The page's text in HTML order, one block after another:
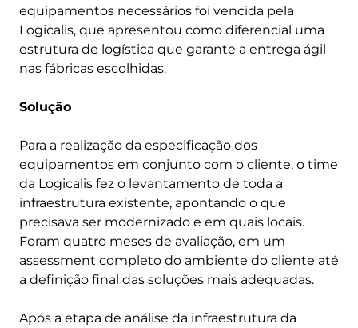
equipamentos necessários foi vencida pela
Logicalis, que apresentou como diferencial uma
estrutura de logística que garante a entrega ágil
nas fábricas escolhidas.
Solução
Para a realização da especificação dos
equipamentos em conjunto com o cliente, o time
da Logicalis fez o levantamento de toda a
infraestrutura existente, apontando o que
precisava ser modernizado e em quais locais.
Foram quatro meses de avaliação, em um
assessment completo do ambiente do cliente até
a definição final das soluções mais adequadas.
Após a etapa de análise da infraestrutura da